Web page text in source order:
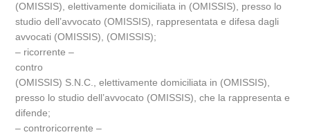
(OMISSIS), elettivamente domiciliata in (OMISSIS), presso lo
studio dell’avvocato (OMISSIS), rappresentata e difesa dagli
avvocati (OMISSIS), (OMISSIS);
– ricorrente –
contro
(OMISSIS) S.N.C., elettivamente domiciliata in (OMISSIS),
presso lo studio dell’avvocato (OMISSIS), che la rappresenta e
difende;
– controricorrente –